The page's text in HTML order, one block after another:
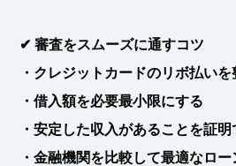
✔審査をスムーズに通すコツ
・クレジットカードのリボ払いを
・借入額を必要最小限にする
・安定した収入があることを証
・金融機関を比較して最適なロ